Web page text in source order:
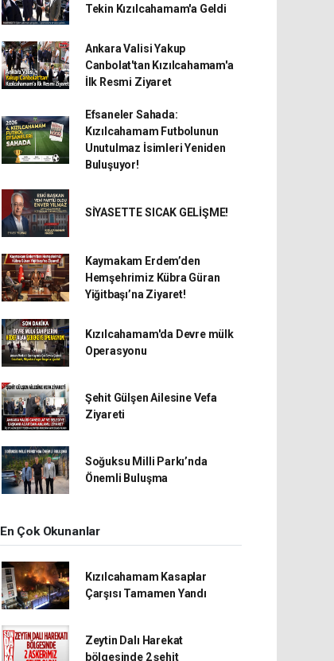
Tekin Kızılcahamam'a Geldi
Ankara Valisi Yakup
Canbolat'tan Kızılcahamam'a
İlk Resmi Ziyaret
Efsaneler Sahada:
Kızılcahamam Futbolunun
Unutulmaz İsimleri Yeniden
Buluşuyor!
SİYASETTE SICAK GELİŞME!
Kaymakam Erdem’den
Hemşehrimiz Kübra Güran
Yiğitbaşı’na Ziyaret!
Kızılcahamam'da Devre mülk
Operasyonu
Şehit Gülşen Ailesine Vefa
Ziyareti
Soğuksu Milli Parkı’nda
Önemli Buluşma
En Çok Okunanlar
Kızılcahamam Kasaplar
Çarşısı Tamamen Yandı
Zeytin Dalı Harekat
bölgesinde 2 şehit